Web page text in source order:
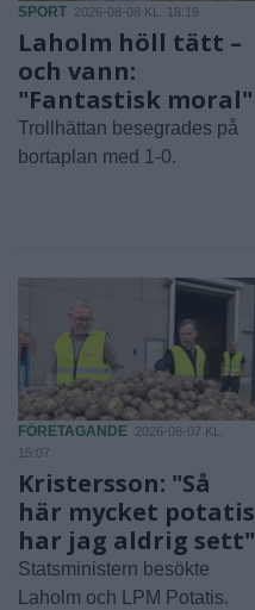
SPORT 2026-08-08 KL. 18:19
Laholm höll tätt –
och vann:
"Fantastisk moral"
Trollhättan besegrades på
bortaplan med 1-0.
FÖRETAGANDE 2026-08-07 KL.
15:07
Kristersson: "Så
här mycket potatis
har jag aldrig sett"
Statsministern besökte
Laholm och LPM Potatis.